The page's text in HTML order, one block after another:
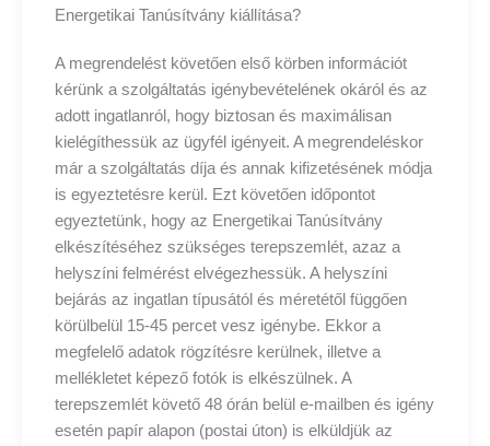
Energetikai Tanúsítvány kiállítása?
A megrendelést követően első körben információt
kérünk a szolgáltatás igénybevételének okáról és az
adott ingatlanról, hogy biztosan és maximálisan
kielégíthessük az ügyfél igényeit. A megrendeléskor
már a szolgáltatás díja és annak kifizetésének módja
is egyeztetésre kerül. Ezt követően időpontot
egyeztetünk, hogy az Energetikai Tanúsítvány
elkészítéséhez szükséges terepszemlét, azaz a
helyszíni felmérést elvégezhessük. A helyszíni
bejárás az ingatlan típusától és méretétől függően
körülbelül 15-45 percet vesz igénybe. Ekkor a
megfelelő adatok rögzítésre kerülnek, illetve a
mellékletet képező fotók is elkészülnek. A
terepszemlét követő 48 órán belül e-mailben és igény
esetén papír alapon (postai úton) is elküldjük az